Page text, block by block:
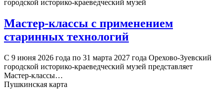
городской историко-краеведческий музей
Мастер-классы с применением
старинных технологий
С 9 июня 2026 года по 31 марта 2027 года Орехово-Зуевский
городской историко-краеведческий музей представляет
Мастер-классы…
Пушкинская карта